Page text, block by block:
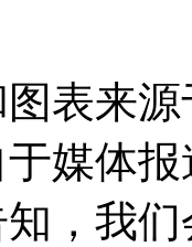
表来
媒体
，我